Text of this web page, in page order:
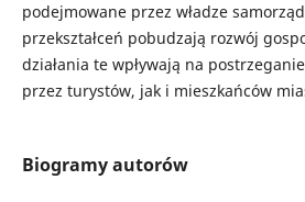
podejmowane przez władze
przekształceń pobudzają rozwój
działania te wpływają na
przez turystów, jak i mieszkańców
Biogramy autorów